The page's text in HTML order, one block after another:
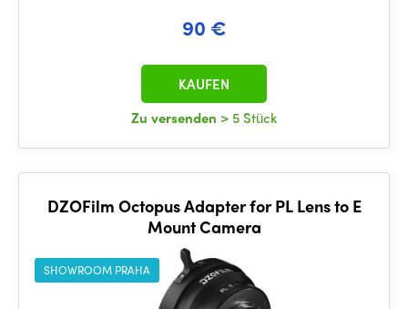
90 €
Zu versenden > 5 Stück
KAUFEN
DZOFilm Octopus Adapter for PL Lens to E
Mount Camera
SHOWROOM PRAHA